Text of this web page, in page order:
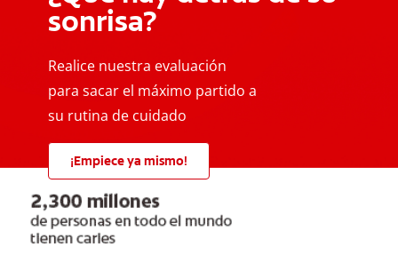
sonrisa?
Realice nuestra evaluación
para sacar el máximo partido a
su rutina de cuidado
¡Empiece ya mismo!